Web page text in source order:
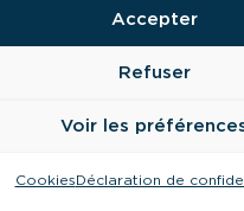
Accepter
Refuser
Voir les
CookiesDéclaration de